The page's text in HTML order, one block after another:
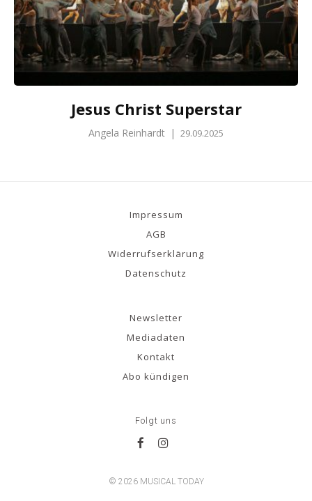
Jesus Christ Superstar
Angela Reinhardt | 29.09.2025
Impressum
AGB
Widerrufserklärung
Datenschutz
Newsletter
Mediadaten
Kontakt
Abo kündigen
Folgt uns
© 2026 MUSICAL TODAY